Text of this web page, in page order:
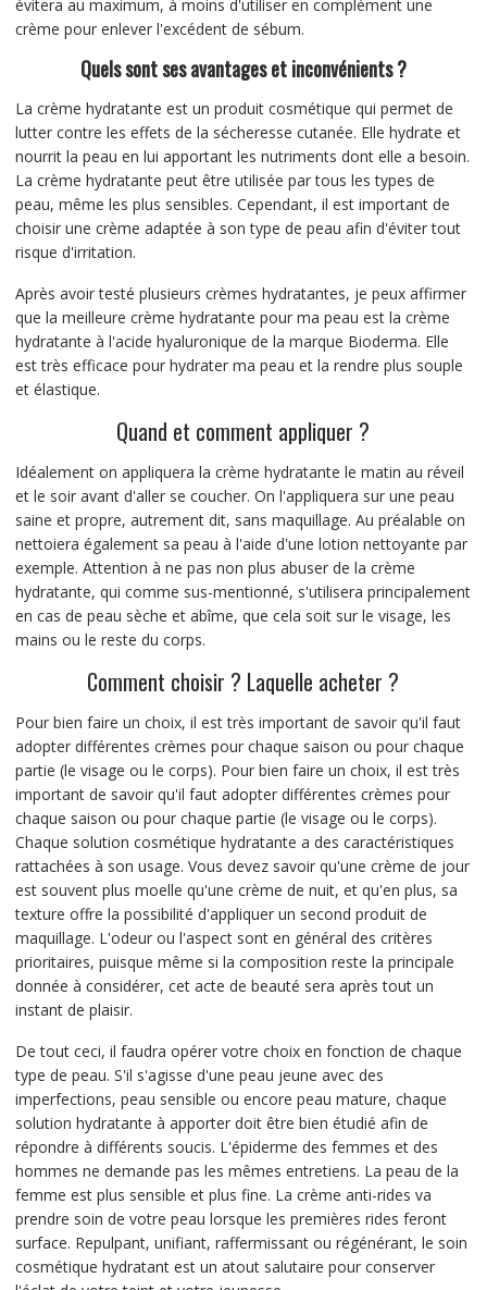
évitera au maximum, à moins d'utiliser en complément une
crème pour enlever l'excédent de sébum.
Quels sont ses avantages et inconvénients ?
La crème hydratante est un produit cosmétique qui permet de
lutter contre les effets de la sécheresse cutanée. Elle hydrate et
nourrit la peau en lui apportant les nutriments dont elle a besoin.
La crème hydratante peut être utilisée par tous les types de
peau, même les plus sensibles. Cependant, il est important de
choisir une crème adaptée à son type de peau afin d'éviter tout
risque d'irritation.
Après avoir testé plusieurs crèmes hydratantes, je peux affirmer
que la meilleure crème hydratante pour ma peau est la crème
hydratante à l'acide hyaluronique de la marque Bioderma. Elle
est très efficace pour hydrater ma peau et la rendre plus souple
et élastique.
Quand et comment appliquer ?
Idéalement on appliquera la crème hydratante le matin au réveil
et le soir avant d'aller se coucher. On l'appliquera sur une peau
saine et propre, autrement dit, sans maquillage. Au préalable on
nettoiera également sa peau à l'aide d'une lotion nettoyante par
exemple. Attention à ne pas non plus abuser de la crème
hydratante, qui comme sus-mentionné, s'utilisera principalement
en cas de peau sèche et abîme, que cela soit sur le visage, les
mains ou le reste du corps.
Comment choisir ? Laquelle acheter ?
Pour bien faire un choix, il est très important de savoir qu'il faut
adopter différentes crèmes pour chaque saison ou pour chaque
partie (le visage ou le corps). Pour bien faire un choix, il est très
important de savoir qu'il faut adopter différentes crèmes pour
chaque saison ou pour chaque partie (le visage ou le corps).
Chaque solution cosmétique hydratante a des caractéristiques
rattachées à son usage. Vous devez savoir qu'une crème de jour
est souvent plus moelle qu'une crème de nuit, et qu'en plus, sa
texture offre la possibilité d'appliquer un second produit de
maquillage. L'odeur ou l'aspect sont en général des critères
prioritaires, puisque même si la composition reste la principale
donnée à considérer, cet acte de beauté sera après tout un
instant de plaisir.
De tout ceci, il faudra opérer votre choix en fonction de chaque
type de peau. S'il s'agisse d'une peau jeune avec des
imperfections, peau sensible ou encore peau mature, chaque
solution hydratante à apporter doit être bien étudié afin de
répondre à différents soucis. L'épiderme des femmes et des
hommes ne demande pas les mêmes entretiens. La peau de la
femme est plus sensible et plus fine. La crème anti-rides va
prendre soin de votre peau lorsque les premières rides feront
surface. Repulpant, unifiant, raffermissant ou régénérant, le soin
cosmétique hydratant est un atout salutaire pour conserver